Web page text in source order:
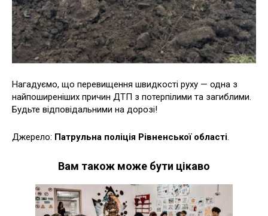
Нагадуємо, що перевищення швидкості руху — одна з
найпоширеніших причин ДТП з потерпілими та загиблими.
Будьте відповідальними на дорозі!
Джерело: Патрульна поліція Рівненської області.
Вам також може бути цікаво